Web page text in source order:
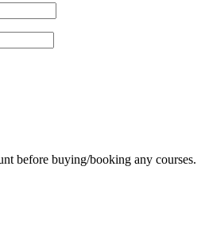
before buying/booking any courses.